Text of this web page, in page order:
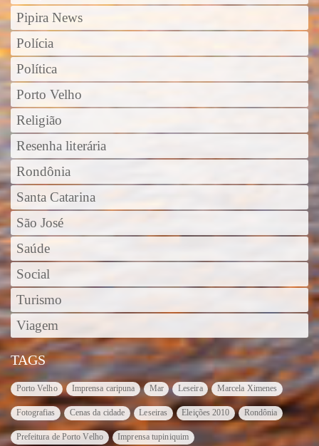
Pipira News
Polícia
Política
Porto Velho
Religião
Resenha literária
Rondônia
Santa Catarina
São José
Saúde
Social
Turismo
Viagem
TAGS
Porto Velho Imprensa caripuna Mar Leseira Marcela Ximenes
Fotografias Cenas da cidade Leseiras Eleições 2010 Rondônia
Prefeitura de Porto Velho Imprensa tupiniquim